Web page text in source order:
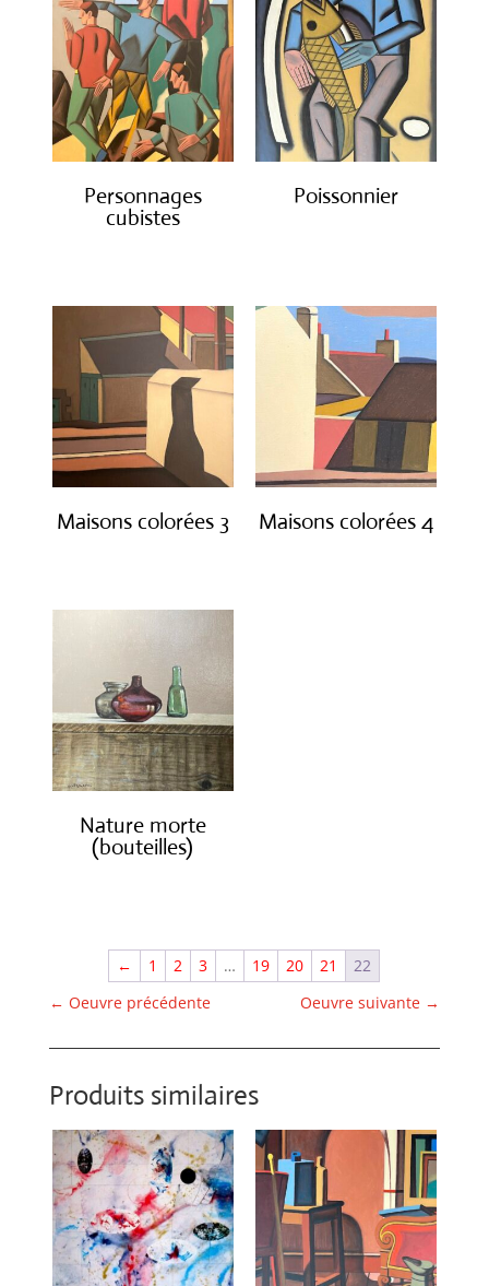
Personnages
cubistes
Poissonnier
Maisons colorées 3 Maisons colorées 4
Nature morte
(bouteilles)
← 1 2 3 … 19 20 21
22
← Oeuvre précédente Oeuvre suivante →
Produits similaires